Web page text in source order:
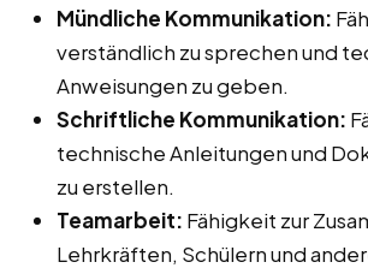
Mündliche Kommunikation:
verständlich zu sprechen und
Anweisungen zu geben.
Schriftliche Kommunikation:
technische Anleitungen und
zu erstellen.
Teamarbeit: Fähigkeit zur
Lehrkräften, Schülern und